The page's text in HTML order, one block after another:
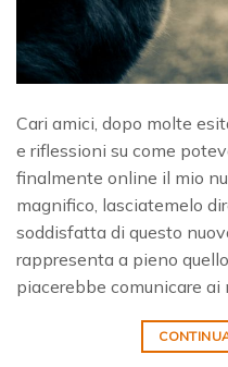
Cari amici, dopo molte
e riflessioni su come
finalmente online il mio
magnifico, lasciatemelo
soddisfatta di questo
rappresenta a pieno
piacerebbe comunicare